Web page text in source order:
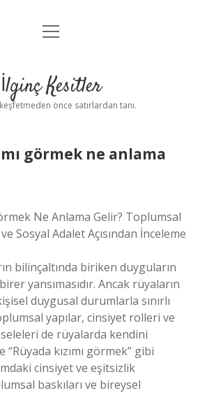
Anasayfa
Yasal Uyarı
menüyü
İlginç Kesitler
önce satırlardan tanı.
görmek ne anlama
Ne Anlama Gelir? Toplumsal
Sosyal Adalet Açısından İnceleme
bilinçaltında biriken duyguların
yansımasıdır. Ancak rüyaların
duygusal durumlarla sınırlı
yapılar, cinsiyet rolleri ve
de rüyalarda kendini
kızımı görmek” gibi
cinsiyet ve eşitsizlik
baskıları ve bireysel